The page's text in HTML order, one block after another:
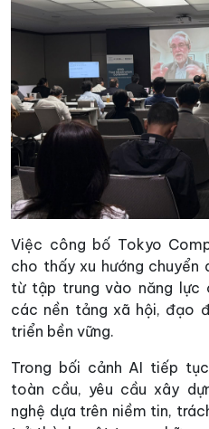
Việc công bố Tokyo
cho thấy xu hướng chuyển
từ tập trung vào năng lực
các nền tảng xã hội, đạo
triển bền vững.
Trong bối cảnh AI tiếp
toàn cầu, yêu cầu xây
nghệ dựa trên niềm tin,